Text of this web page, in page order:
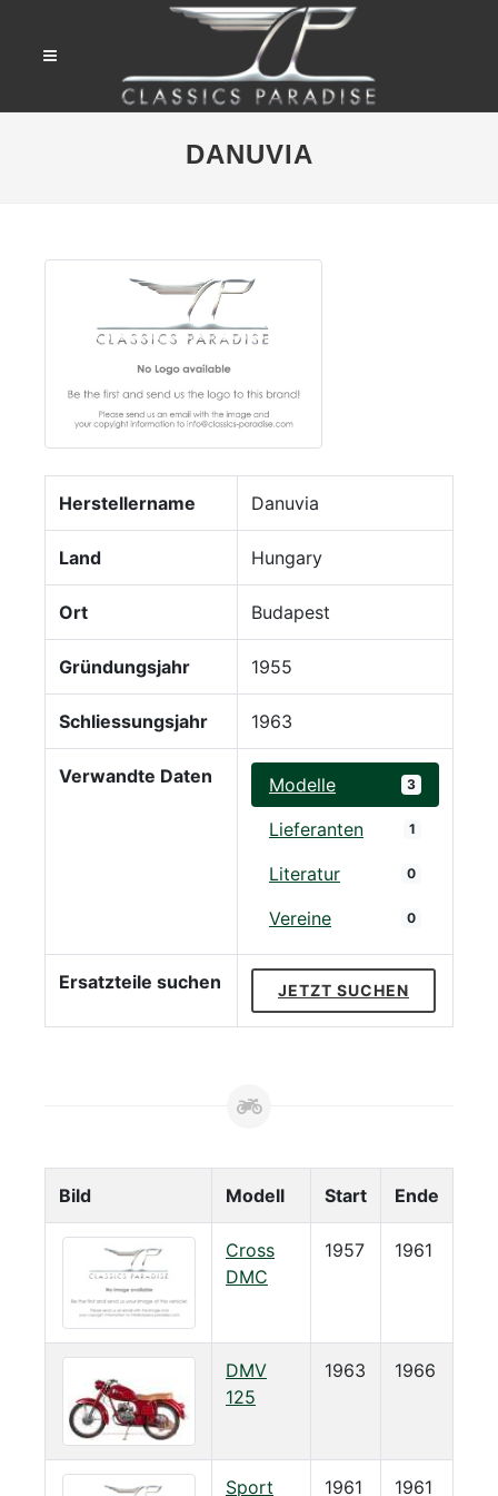
DANUVIA
Herstellername Danuvia
Land Hungary
Ort Budapest
Gründungsjahr 1955
Schliessungsjahr 1963
Verwandte Daten 3
Modelle
1
Lieferanten
0
Literatur
0
Vereine
Ersatzteile suchen JETZT SUCHEN
Bild Modell Start Ende
Cross
DMC
1957 1961
DMV
125
1963 1966
Sport 1961 1961